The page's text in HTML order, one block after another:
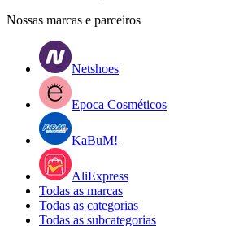
Nossas marcas e parceiros
Netshoes
Epoca Cosméticos
KaBuM!
AliExpress
Todas as marcas
Todas as categorias
Todas as subcategorias